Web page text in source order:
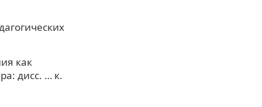
как
дисс. … к.